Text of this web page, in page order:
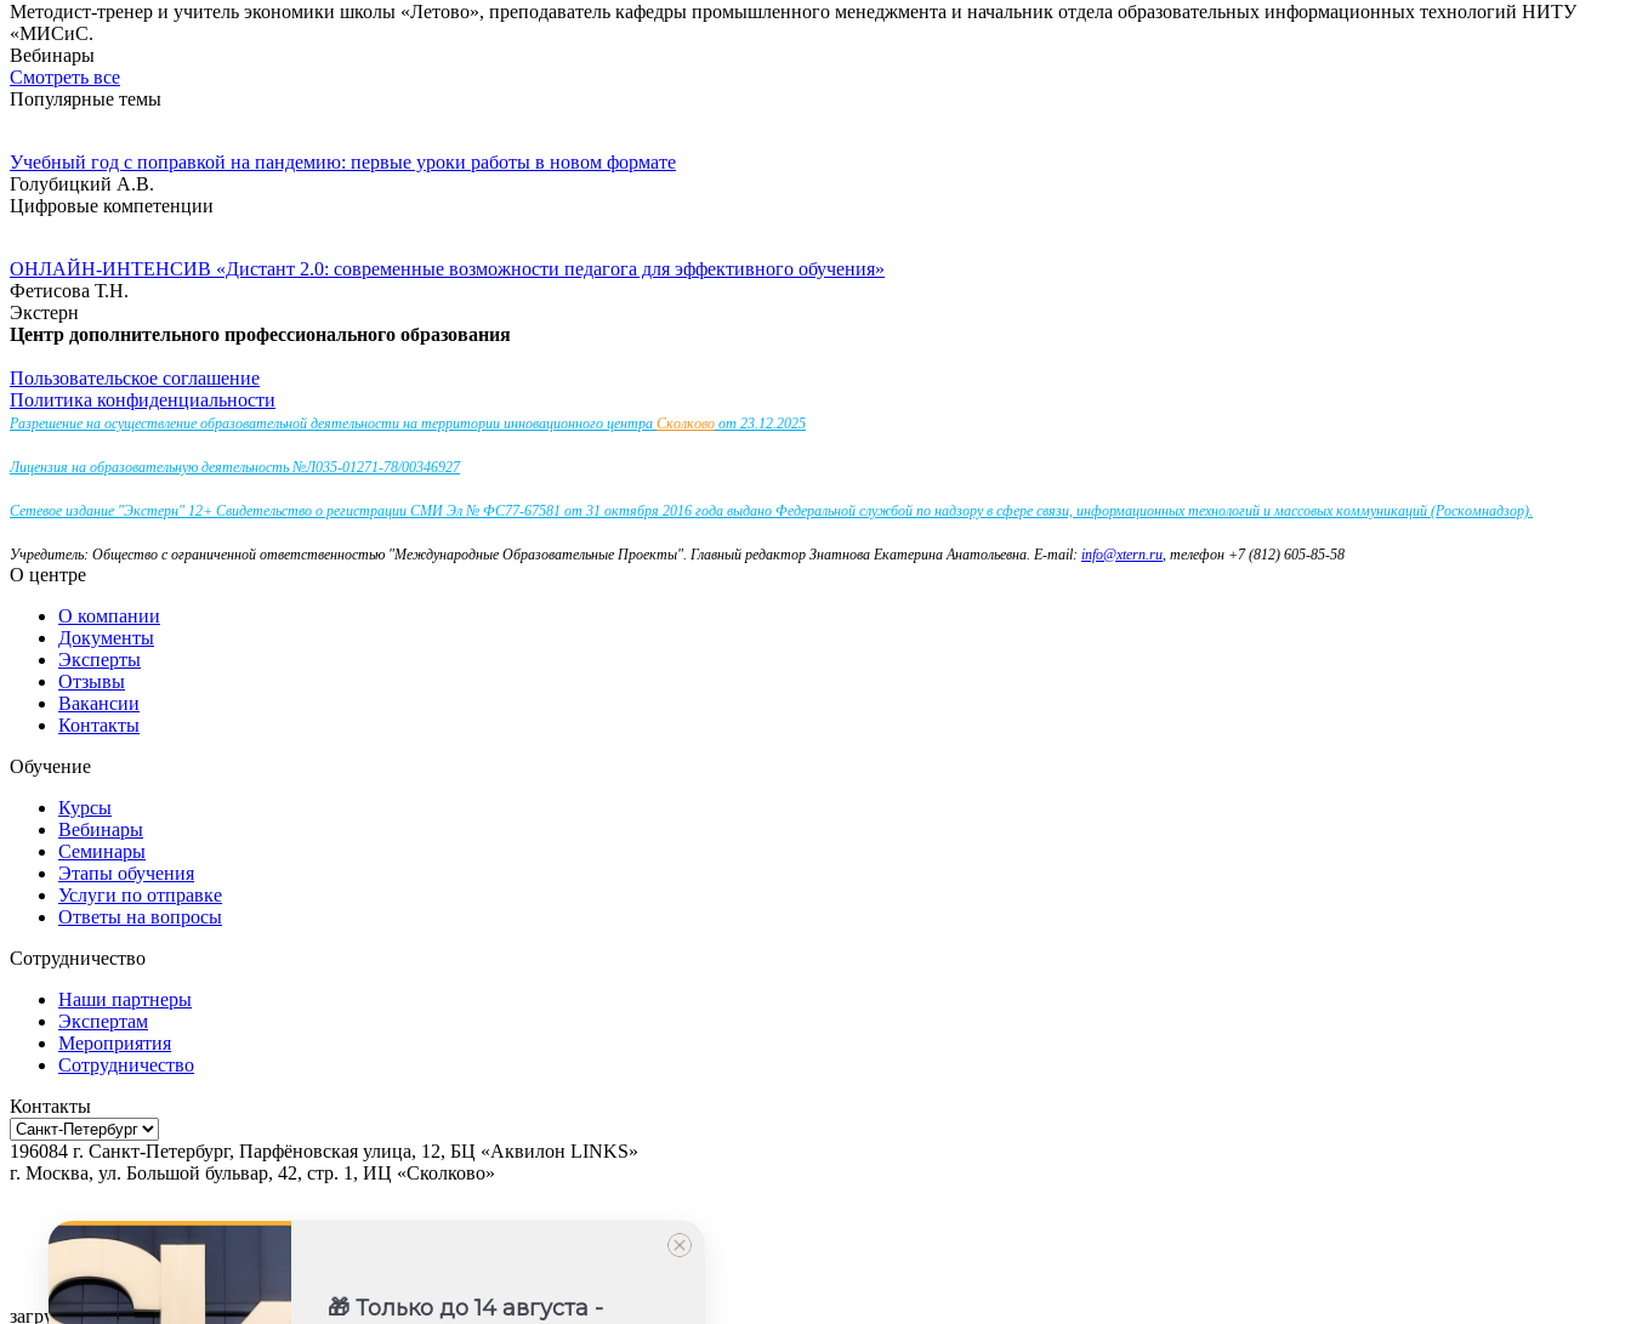
Методист-тренер и учитель экономики школы «Летово», преподаватель кафедры промышленного менеджмента и начальник отдела образовательных информационных технологий НИТУ
«МИСиС.
Вебинары
Смотреть все
Популярные темы
Учебный год с поправкой на пандемию: первые уроки работы в новом формате
Голубицкий А.В.
Цифровые компетенции
ОНЛАЙН-ИНТЕНСИВ «Дистант 2.0: современные возможности педагога для эффективного обучения»
Фетисова Т.Н.
Экстерн
Центр дополнительного профессионального образования
Пользовательское соглашение
Политика конфиденциальности
Разрешение на осуществление образовательной деятельности на территории инновационного центра Сколково от 23.12.2025
Лицензия на образовательную деятельность №Л035-01271-78/00346927
Сетевое издание "Экстерн" 12+ Свидетельство о регистрации СМИ Эл № ФС77-67581 от 31 октября 2016 года выдано Федеральной службой по надзору в сфере связи, информационных технологий и массовых коммуникаций (Роскомнадзор).
Учредитель: Общество с ограниченной ответственностью "Международные Образовательные Проекты". Главный редактор Знатнова Екатерина Анатольевна. E-mail: info@xtern.ru, телефон +7 (812) 605-85-58
О центре
О компании
Документы
Эксперты
Отзывы
Вакансии
Контакты
Обучение
Курсы
Вебинары
Семинары
Этапы обучения
Услуги по отправке
Ответы на вопросы
Сотрудничество
Наши партнеры
Экспертам
Мероприятия
Сотрудничество
Контакты
196084 г. Санкт-Петербург, Парфёновская улица, 12, БЦ «Аквилон LINKS»
г. Москва, ул. Большой бульвар, 42, стр. 1, ИЦ «Сколково»
загрузка карты... 🎁 Только до 14 августа -